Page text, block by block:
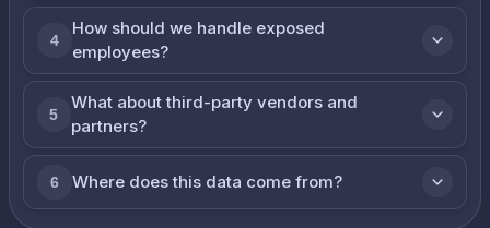
4
How should we handle exposed
employees?
5
What about third-party vendors and
partners?
6 Where does this data come from?